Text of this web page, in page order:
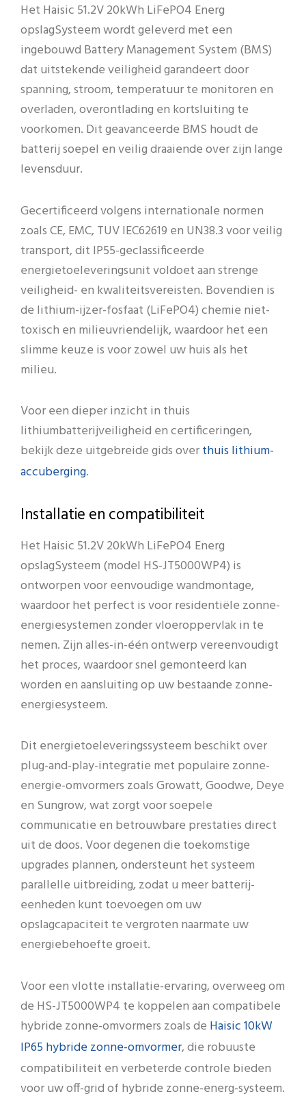
Het Haisic 51.2V 20kWh LiFePO4 Energ
opslagSysteem wordt geleverd met een
ingebouwd Battery Management System (BMS)
dat uitstekende veiligheid garandeert door
spanning, stroom, temperatuur te monitoren en
overladen, overontlading en kortsluiting te
voorkomen. Dit geavanceerde BMS houdt de
batterij soepel en veilig draaiende over zijn lange
levensduur.
Gecertificeerd volgens internationale normen
zoals CE, EMC, TUV IEC62619 en UN38.3 voor veilig
transport, dit IP55-geclassificeerde
energietoeleveringsunit voldoet aan strenge
veiligheid- en kwaliteitsvereisten. Bovendien is
de lithium-ijzer-fosfaat (LiFePO4) chemie niet-
toxisch en milieuvriendelijk, waardoor het een
slimme keuze is voor zowel uw huis als het
milieu.
Voor een dieper inzicht in thuis
lithiumbatterijveiligheid en certificeringen,
bekijk deze uitgebreide gids overthuis lithium-
accuberging.
Installatie en compatibiliteit
Het Haisic 51.2V 20kWh LiFePO4 Energ
opslagSysteem (model HS-JT5000WP4) is
ontworpen voor eenvoudige wandmontage,
waardoor het perfect is voor residentiële zonne-
energiesystemen zonder vloeroppervlak in te
nemen. Zijn alles-in-één ontwerp vereenvoudigt
het proces, waardoor snel gemonteerd kan
worden en aansluiting op uw bestaande zonne-
energiesysteem.
Dit energietoeleveringssysteem beschikt over
plug-and-play-integratie met populaire zonne-
energie-omvormers zoals Growatt, Goodwe, Deye
en Sungrow, wat zorgt voor soepele
communicatie en betrouwbare prestaties direct
uit de doos. Voor degenen die toekomstige
upgrades plannen, ondersteunt het systeem
parallelle uitbreiding, zodat u meer batterij-
eenheden kunt toevoegen om uw
opslagcapaciteit te vergroten naarmate uw
energiebehoefte groeit.
Voor een vlotte installatie-ervaring, overweeg om
de HS-JT5000WP4 te koppelen aan compatibele
hybride zonne-omvormers zoals de Haisic 10kW
IP65 hybride zonne-omvormer, die robuuste
compatibiliteit en verbeterde controle bieden
voor uw off-grid of hybride zonne-energ-systeem.